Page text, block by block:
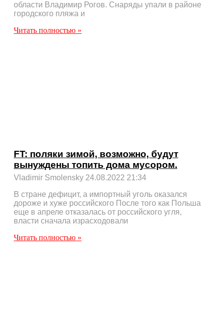
области Владимир Рогов. Снаряды упали в районе
городского пляжа и
Читать полностью »
FT: поляки зимой, возможно, будут
вынуждены топить дома мусором.
Vladimir Smolensky 24.08.2022 21:34
В стране дефицит, а импортный уголь оказался
дороже и хуже российского После того как Польша
еще в апреле отказалась от российского угля,
власти сначала израсходовали
Читать полностью »